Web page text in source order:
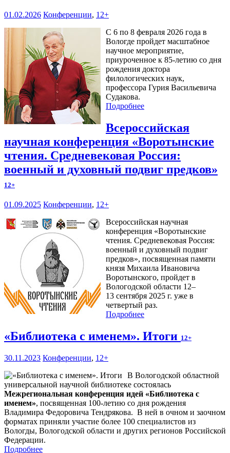
01.02.2026 Конференции, 12+
С 6 по 8 февраля 2026 года в
Вологде пройдет масштабное
научное мероприятие,
приуроченное к 85-летию со дня
рождения доктора
филологических наук,
профессора Гурия Васильевича
Судакова.
Подробнее
Всероссийская
научная конференция «Воротынские
чтения. Средневековая Россия:
военный и духовный подвиг предков»
12+
01.09.2025 Конференции, 12+
Всероссийская научная
конференция «Воротынские
чтения. Средневековая Россия:
военный и духовный подвиг
предков», посвященная памяти
князя Михаила Ивановича
Воротынского, пройдет в
Вологодской области 12–
13 сентября 2025 г. уже в
четвертый раз.
Подробнее
«Библиотека с именем». Итоги 12+
30.11.2023 Конференции, 12+
В Вологодской областной
универсальной научной библиотеке состоялась
Межрегиональная конференция идей «Библиотека с
именем», посвященная 100-летию со дня рождения
Владимира Федоровича Тендрякова. В ней в очном и заочном
форматах приняли участие более 100 специалистов из
Вологды, Вологодской области и других регионов Российской
Федерации.
Подробнее